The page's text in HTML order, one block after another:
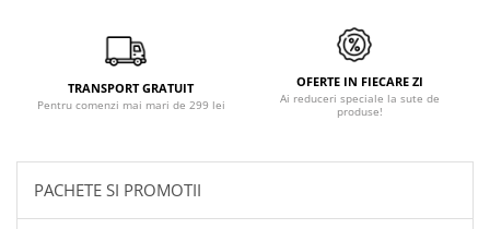
TRANSPORT GRATUIT
Pentru comenzi mai mari de 299 lei
OFERTE IN FIECARE ZI
Ai reduceri speciale la sute de
produse!
PACHETE SI PROMOTII